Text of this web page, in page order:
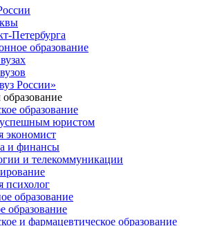
Петербурга
образование
России»
образование
успешным юристом
экономист
и финансы
и телекоммуникации
психолог
образование
образование
и фармацевтическое образование